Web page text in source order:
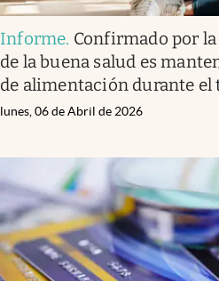
Informe. Confirmado por
de la buena salud es
de alimentación durante el
lunes, 06 de Abril de 2026